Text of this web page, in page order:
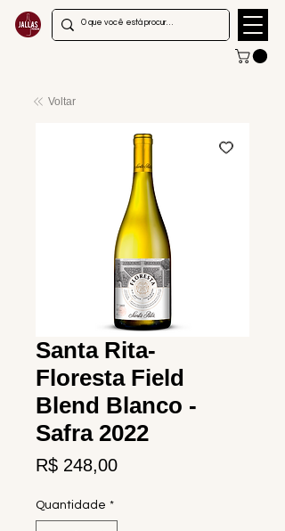
Voltar
Santa Rita-
Floresta Field
Blend Blanco -
Safra 2022
R$ 248,00Preço
Quantidade *